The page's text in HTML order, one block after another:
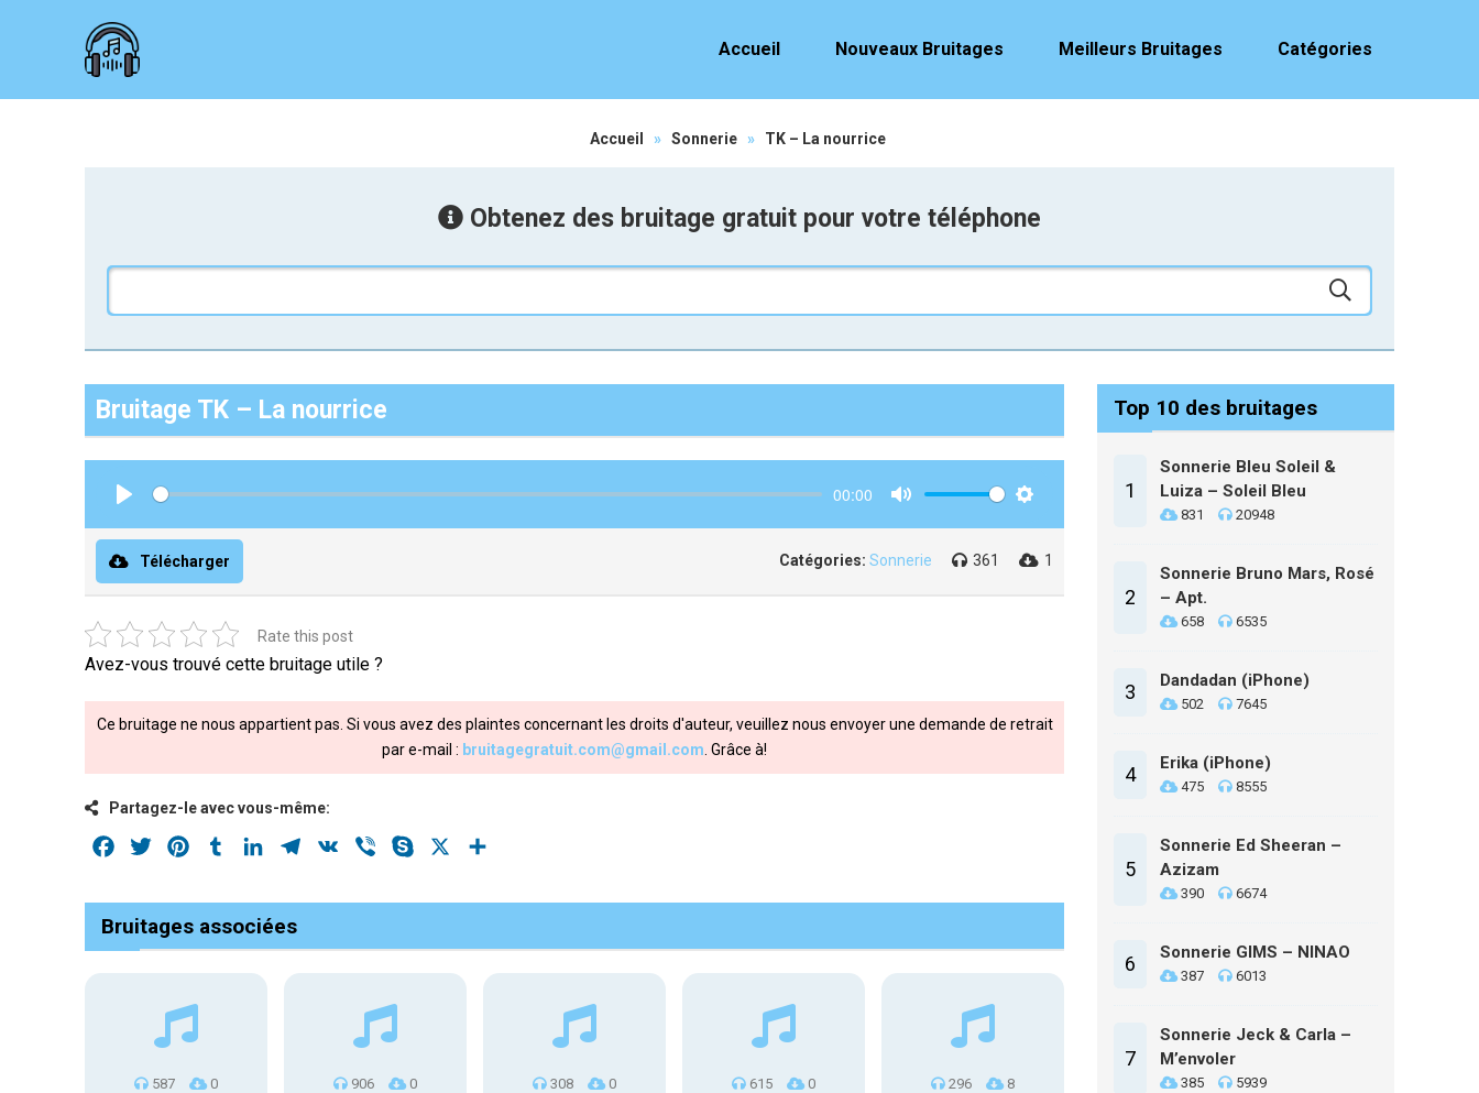
Accueil Nouveaux Bruitages Meilleurs Bruitages Catégories
Accueil » Sonnerie » TK – La nourrice
Obtenez des bruitage gratuit pour votre téléphone
Bruitage TK – La nourrice
00:00
Télécharger Catégories: Sonnerie 361 1
Rate this post
Avez-vous trouvé cette bruitage utile ?
Ce bruitage ne nous appartient pas. Si vous avez des plaintes concernant les droits d'auteur, veuillez nous envoyer une demande de retrait
par e-mail : bruitagegratuit.com@gmail.com . Grâce à!
Partagez-le avec vous-même:
Facebook
Twitter PinterestTumblrLinkedInTelegram
VK Viber Skype
Bruitages associées
587 0 906 0 308 0 615 0 296 8
Top 10 des bruitages
1
Sonnerie Bleu Soleil &
Luiza – Soleil Bleu
831 20948
2
Sonnerie Bruno Mars, Rosé
– Apt.
658 6535
3 Dandadan (iPhone)
502 7645
4 Erika (iPhone)
475 8555
5
Sonnerie Ed Sheeran –
Azizam
390 6674
6 Sonnerie GIMS – NINAO
387 6013
7
Sonnerie Jeck & Carla –
M’envoler
385 5939